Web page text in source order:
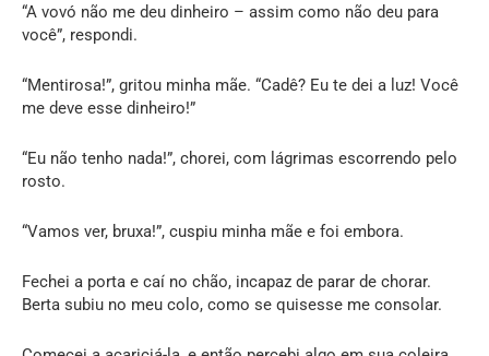
“A vovó não me deu dinheiro – assim como não deu para
você”, respondi.
“Mentirosa!”, gritou minha mãe. “Cadê? Eu te dei a luz! Você
me deve esse dinheiro!”
“Eu não tenho nada!”, chorei, com lágrimas escorrendo pelo
rosto.
“Vamos ver, bruxa!”, cuspiu minha mãe e foi embora.
Fechei a porta e caí no chão, incapaz de parar de chorar.
Berta subiu no meu colo, como se quisesse me consolar.